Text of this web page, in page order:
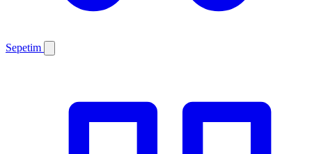
Sepetim